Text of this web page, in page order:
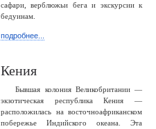
сафари, верблюжьи бега и экскурсии к
бедуинам.
подробнее...
Кения
Бывшая колония Великобритании —
экзотическая республика Кения —
расположилась на восточноафриканском
побережье Индийского океана. Эта